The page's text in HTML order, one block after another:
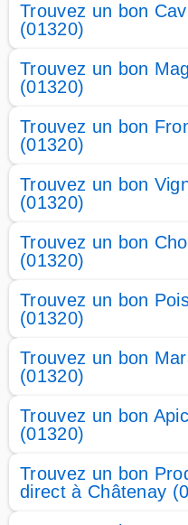
Trouvez un bon
(01320)
Trouvez un bon
(01320)
Trouvez un bon
(01320)
Trouvez un bon
(01320)
Trouvez un bon
(01320)
Trouvez un bon
(01320)
Trouvez un bon
(01320)
Trouvez un bon
(01320)
Trouvez un bon
direct à Châtenay